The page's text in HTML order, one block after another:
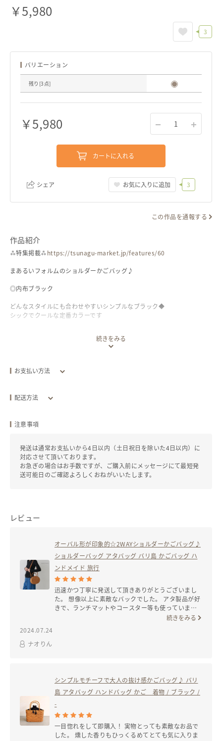
￥5,980
3
バリエーション
残り[3 点]
￥5,980 1
カートに入れる
シェア お気に入りに追加 3
この作品を通報する
作品紹介
⁂特集掲載⁂https://tsunagu-market.jp/features/60
まあるいフォルムのショルダーかごバッグ♪
◎内布ブラック
どんなスタイルにも合わせやすいシンプルなブラック◆
シックでクールな定番カラーです
天然素材『アタ』を職人達が一つ一つ丁寧に編み込んで作り上げたバリ
ココナッツの木片で燻すことにより、香ばしい香りとツヤのある飴色に
横 約20cm(最大)
縦 約15cm
最大約116cm(サイズ調整可)
に多少のばらつきがございます。
インスタグラムもフォローよろしくお願いします↓
https://www.instagram.com/mahi_mahi766/
●組み合わせ購入12,000円以上ご購入で、ゆうパック送料無料です
https://tsunagu-market.jp/shop-
detail/store_01GYY23MGCSJ690NAHSGCVGCVE/products
続きをみる
お支払い方法
配送方法
ゆうパック あり あり
￥880 ~ ￥1,740
発送目安：お支払い後4日以内
注意事項
発送は通常お支払いから4日以内（土日祝日を除いた4日以内）に
対応させて頂いております。
お急ぎの場合はお手数ですが、ご購入前にメッセージにて最短発
送可能日のご確認よろしくおねがいいたします。
レビュー
オーバル形が印象的☆2WAYショルダーかごバッグ♪
ショルダーバッグ アタバッグ バリ島 かごバッグ ハ
ンドメイド 旅行
迅速かつ丁寧に発送して頂きありがとうございまし
た。 想像以上に素敵なバックでした。 アタ製品が好
きで、ランチマットやコースター等も使っていま
す。 数年前には某百貨店でアタ製品のカゴバッグを
続きをみる
2024.07.24
ナオりん
シンプルモチーフで大人の抜け感かごバッグ♪ バリ
島 アタバッグ ハンドバッグ かご 着物 / ブラック /
-
一目惚れをして即購入！ 実物とっても素敵なお品で
した。 燻した香りもひっくるめてとても気に入りま